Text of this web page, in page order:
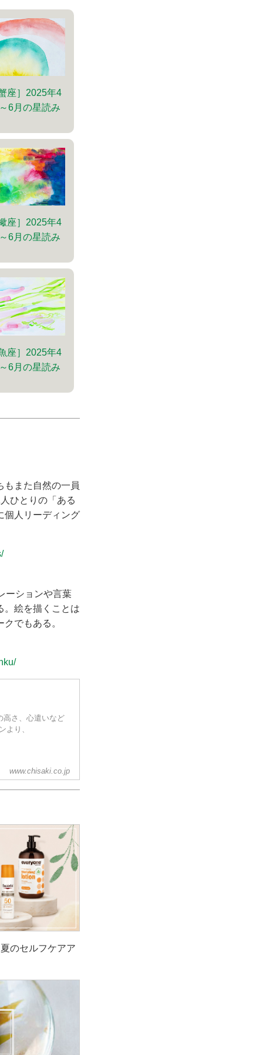
蟹座］2025年4
6月の星読み
蠍座］2025年4
6月の星読み
魚座］2025年4
6月の星読み
もまた自然の一員
ひとりの「ある
個人リーディング
ーションや言葉
。絵を描くことは
でもある。
高さ、心遣いなど
より、
www.chisaki.co.jp
のセルフケアア